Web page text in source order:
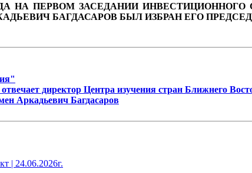
НА ПЕРВОМ ЗАСЕДАНИИ
БАГДАСАРОВ БЫЛ ИЗБРАН ЕГО
директор Центра изучения стран Ближнего
Аркадьевич Багдасаров
| 24.06.2026г.